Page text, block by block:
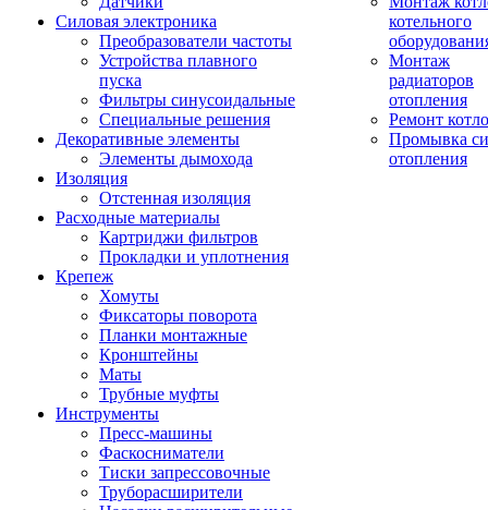
Силовая электроника
Преобразователи частоты
Устройства плавного
пуска
Фильтры синусоидальные
Специальные решения
Декоративные элементы
Элементы дымохода
Изоляция
Отстенная изоляция
Расходные материалы
Картриджи фильтров
Прокладки и уплотнения
Крепеж
Хомуты
Фиксаторы поворота
Планки монтажные
Кронштейны
Маты
Трубные муфты
Инструменты
Пресс-машины
Фаскосниматели
Тиски запрессовочные
Труборасширители
котельного
Монтаж
радиаторов
отопления
Ремонт
Промывка
отопления